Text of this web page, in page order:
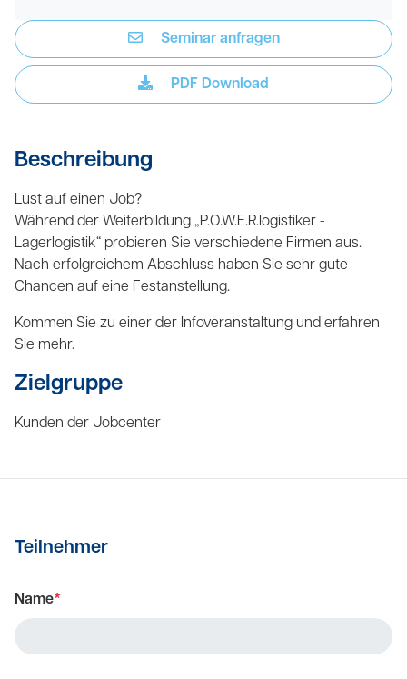
Seminar anfragen
PDF Download
Beschreibung
Lust auf einen Job?
Während der Weiterbildung „P.O.W.E.R.logistiker -
Lagerlogistik“ probieren Sie verschiedene Firmen aus.
Nach erfolgreichem Abschluss haben Sie sehr gute
Chancen auf eine Festanstellung.
Kommen Sie zu einer der Infoveranstaltung und erfahren
Sie mehr.
Zielgruppe
Kunden der Jobcenter
Teilnehmer
Name*